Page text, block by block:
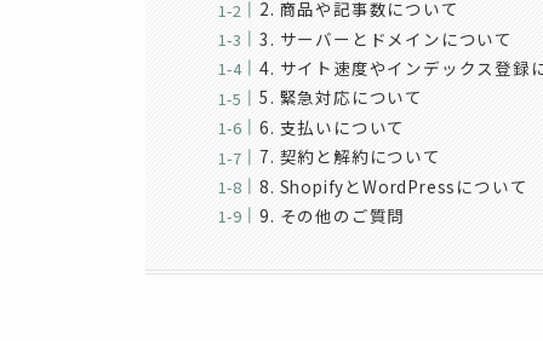
2. 商品や記事数について
3. サーバーとドメインについて
4. サイト速度やインデックス登録
5. 緊急対応について
6. 支払いについて
7. 契約と解約について
8. ShopifyとWordPressについて
9. その他のご質問